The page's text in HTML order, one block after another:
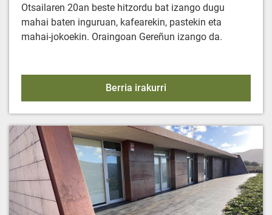
Otsailaren 20an beste hitzordu bat izango dugu
mahai baten inguruan, kafearekin, pastekin eta
mahai-jokoekin. Oraingoan Gereñun izango da.
Berria irakurri